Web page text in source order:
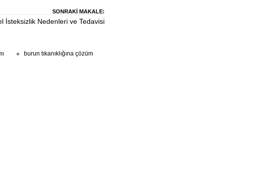
SONRAKI MAKALE:
İsteksizlik Nedenleri ve Tedavisi
burun tıkanıklığına çözüm